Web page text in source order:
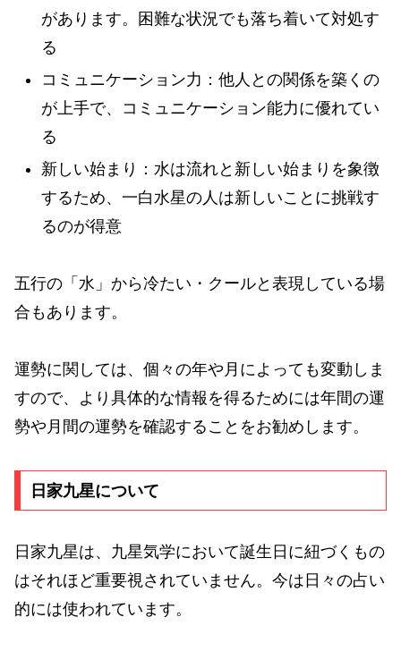
があります。困難な状況でも落ち着いて対処す
る
コミュニケーション力：他人との関係を築くの
が上手で、コミュニケーション能力に優れてい
る
新しい始まり：水は流れと新しい始まりを象徴
するため、一白水星の人は新しいことに挑戦す
るのが得意
五行の「水」から冷たい・クールと表現している場
合もあります。
運勢に関しては、個々の年や月によっても変動しま
すので、より具体的な情報を得るためには年間の運
勢や月間の運勢を確認することをお勧めします。
日家九星について
日家九星は、九星気学において誕生日に紐づくもの
はそれほど重要視されていません。今は日々の占い
的には使われています。